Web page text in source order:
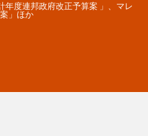
年度連邦政府改正予算案 」、マレ
」ほか